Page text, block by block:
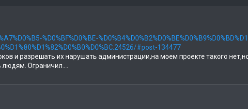
%D0%BF%D0%BE-
#post-134477
и разрешать их нарушать администрации,на моем проекте такого
людям. Ограничил....